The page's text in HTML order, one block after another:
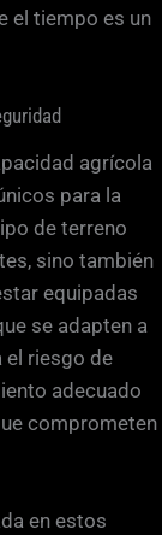
el tiempo es un
agrícola
para la
de terreno
sino también
equipadas
se adapten a
el riesgo de
adecuado
comprometen
en estos